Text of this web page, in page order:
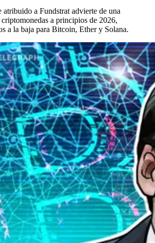
a Fundstrat advierte de una
a principios de 2026,
a la baja para Bitcoin, Ether y Solana.